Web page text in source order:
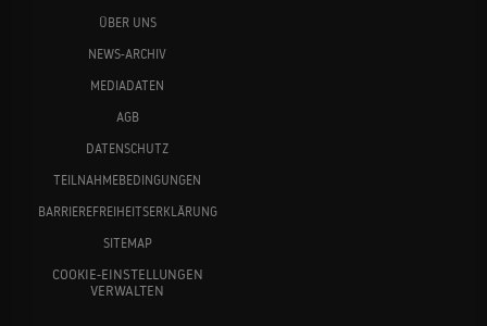
ÜBER UNS
NEWS-ARCHIV
MEDIADATEN
AGB
DATENSCHUTZ
TEILNAHMEBEDINGUNGEN
BARRIEREFREIHEITSERKLÄRUNG
SITEMAP
COOKIE-EINSTELLUNGEN
VERWALTEN